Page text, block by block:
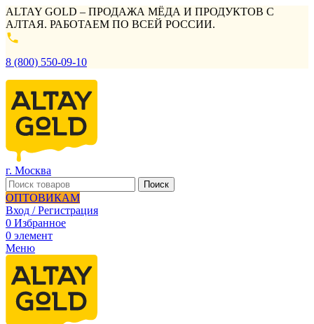
ALTAY GOLD – ПРОДАЖА МЁДА И ПРОДУКТОВ С
АЛТАЯ. РАБОТАЕМ ПО ВСЕЙ РОССИИ.
8 (800) 550-09-10
г. Москва
Поиск
ОПТОВИКАМ
Вход / Регистрация
0 Избранное
0 элемент
Меню